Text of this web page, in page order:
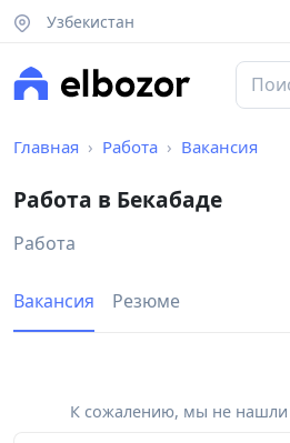
Узбекистан
Главная Работа Вакансия
Работа в Бекабаде
Работа
Вакансия Резюме
К сожалению, мы не нашли